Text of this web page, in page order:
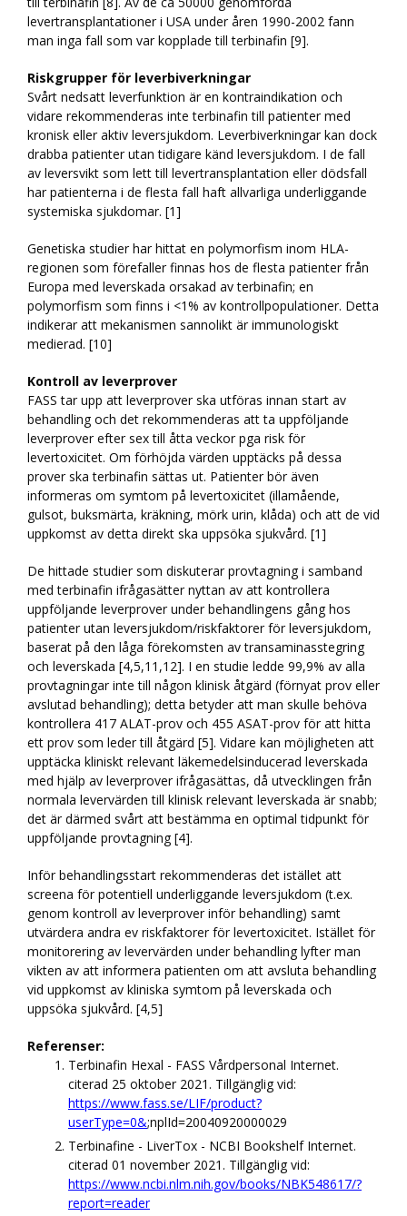
levertransplantationer i USA under åren 1990-2002 fann
man inga fall som var kopplade till terbinafin [9].
Riskgrupper för leverbiverkningar
Svårt nedsatt leverfunktion är en kontraindikation och
vidare rekommenderas inte terbinafin till patienter med
kronisk eller aktiv leversjukdom. Leverbiverkningar kan dock
drabba patienter utan tidigare känd leversjukdom. I de fall
av leversvikt som lett till levertransplantation eller dödsfall
har patienterna i de flesta fall haft allvarliga underliggande
systemiska sjukdomar. [1]
Genetiska studier har hittat en polymorfism inom HLA-
regionen som förefaller finnas hos de flesta patienter från
Europa med leverskada orsakad av terbinafin; en
polymorfism som finns i <1% av kontrollpopulationer. Detta
indikerar att mekanismen sannolikt är immunologiskt
medierad. [10]
Kontroll av leverprover
FASS tar upp att leverprover ska utföras innan start av
behandling och det rekommenderas att ta uppföljande
leverprover efter sex till åtta veckor pga risk för
levertoxicitet. Om förhöjda värden upptäcks på dessa
prover ska terbinafin sättas ut. Patienter bör även
informeras om symtom på levertoxicitet (illamående,
gulsot, buksmärta, kräkning, mörk urin, klåda) och att de vid
uppkomst av detta direkt ska uppsöka sjukvård. [1]
De hittade studier som diskuterar provtagning i samband
med terbinafin ifrågasätter nyttan av att kontrollera
uppföljande leverprover under behandlingens gång hos
patienter utan leversjukdom/riskfaktorer för leversjukdom,
baserat på den låga förekomsten av transaminasstegring
och leverskada [4,5,11,12]. I en studie ledde 99,9% av alla
provtagningar inte till någon klinisk åtgärd (förnyat prov eller
avslutad behandling); detta betyder att man skulle behöva
kontrollera 417 ALAT-prov och 455 ASAT-prov för att hitta
ett prov som leder till åtgärd [5]. Vidare kan möjligheten att
upptäcka kliniskt relevant läkemedelsinducerad leverskada
med hjälp av leverprover ifrågasättas, då utvecklingen från
normala levervärden till klinisk relevant leverskada är snabb;
det är därmed svårt att bestämma en optimal tidpunkt för
uppföljande provtagning [4].
Inför behandlingsstart rekommenderas det istället att
screena för potentiell underliggande leversjukdom (t.ex.
genom kontroll av leverprover inför behandling) samt
utvärdera andra ev riskfaktorer för levertoxicitet. Istället för
monitorering av levervärden under behandling lyfter man
vikten av att informera patienten om att avsluta behandling
vid uppkomst av kliniska symtom på leverskada och
uppsöka sjukvård. [4,5]
Referenser:
Terbinafin Hexal - FASS Vårdpersonal Internet.
citerad 25 oktober 2021. Tillgänglig vid:
https://www.fass.se/LIF/product?
userType=0&;nplId=20040920000029
Terbinafine - LiverTox - NCBI Bookshelf Internet.
citerad 01 november 2021. Tillgänglig vid:
https://www.ncbi.nlm.nih.gov/books/NBK548617/?
report=reader